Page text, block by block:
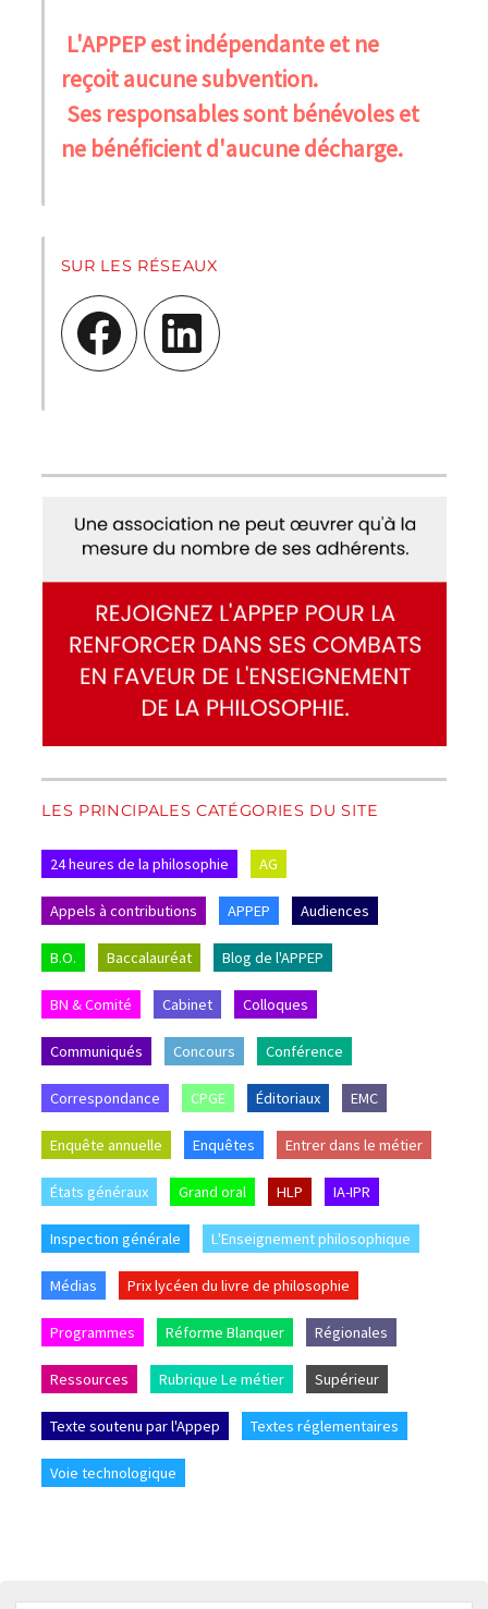
L'APPEP est indépendante et ne
reçoit aucune subvention.
Ses responsables sont bénévoles et
ne bénéficient d'aucune décharge.
SUR LES RÉSEAUX
Facebook LinkedIn
LES PRINCIPALES CATÉGORIES DU SITE
24 heures de la philosophie AG
Appels à contributions APPEP Audiences
B.O. Baccalauréat Blog de l'APPEP
BN & Comité Cabinet Colloques
Communiqués Concours Conférence
Correspondance CPGE Éditoriaux EMC
Enquête annuelle Enquêtes Entrer dans le métier
États généraux Grand oral HLP IA-IPR
Inspection générale L'Enseignement philosophique
Médias Prix lycéen du livre de philosophie
Programmes Réforme Blanquer Régionales
Ressources Rubrique Le métier Supérieur
Texte soutenu par l'Appep Textes réglementaires
Voie technologique